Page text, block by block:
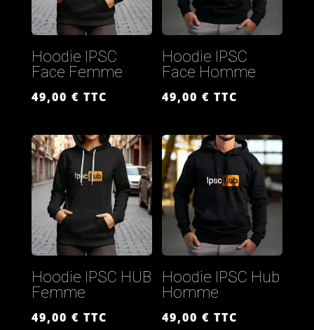
Hoodie IPSC
Face Femme
49,00 € TTC
Hoodie IPSC
Face Homme
49,00€ TTC
Hoodie IPSC HUB
Femme
49,00 € TTC
Hoodie IPSC Hub
Homme
49,00€ TTC